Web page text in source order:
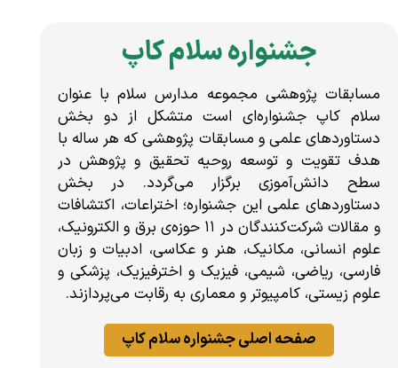
جشنواره سلام کاپ
مسابقات پژوهشی مجموعه مدارس سلام با عنوان
سلام کاپ جشنواره‌ای است متشکل از دو بخش
دستاوردهای علمی و مسابقات پژوهشی که هر ساله با
هدف تقویت و توسعه روحیه تحقیق و پژوهش در
سطح دانش‌آموزی برگزار می‌گردد. در بخش
دستاوردهای علمی این جشنواره؛ اختراعات، اکتشافات
و مقالات شرکت‌کنندگان در ۱۱ حوزه‌ی برق و الکترونیک،
علوم انسانی، مکانیک، هنر و عکاسی، ادبیات و زبان
فارسی، ریاضی، شیمی، فیزیک و اخترفیزیک، پزشکی و
علوم زیستی، کامپیوتر و معماری به رقابت می‌پردازند.
صفحه اصلی جشنواره سلام کاپ